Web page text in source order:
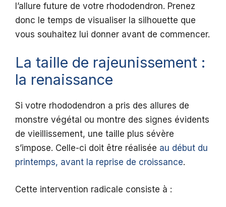
l’allure future de votre rhododendron. Prenez
donc le temps de visualiser la silhouette que
vous souhaitez lui donner avant de commencer.
La taille de rajeunissement :
la renaissance
Si votre rhododendron a pris des allures de
monstre végétal ou montre des signes évidents
de vieillissement, une taille plus sévère
s’impose. Celle-ci doit être réalisée au début du
printemps, avant la reprise de croissance.
Cette intervention radicale consiste à :